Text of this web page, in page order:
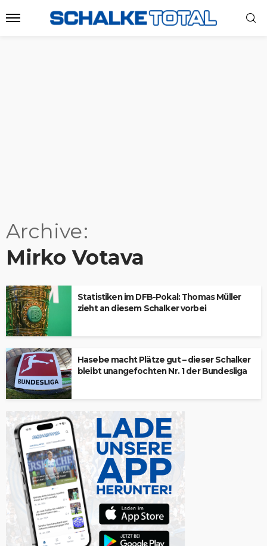
Archive
Mirko Votava
Statistiken im DFB-Pokal: Thomas Müller
zieht an diesem Schalker vorbei
Hasebe macht Plätze gut – dieser Schalker
bleibt unangefochten Nr. 1 der Bundesliga